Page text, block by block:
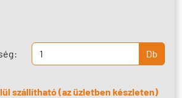
Db
szállítható (az üzletben készleten)